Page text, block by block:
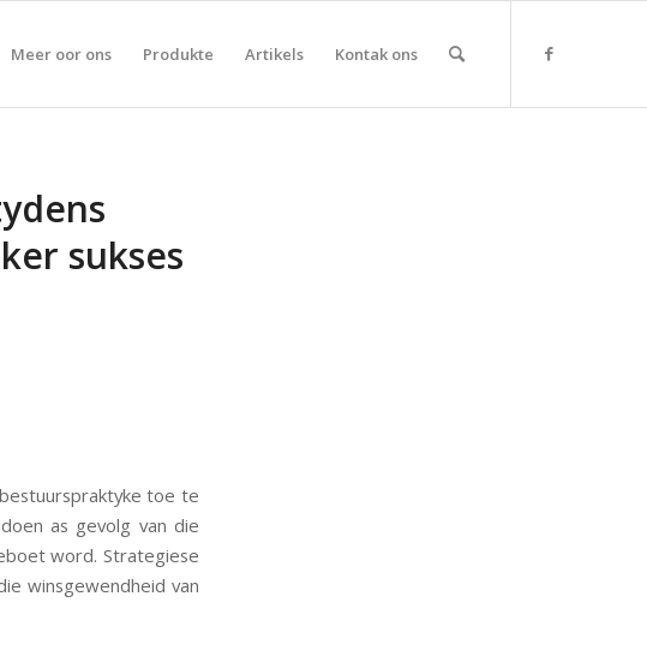
Meer oor ons Produkte Artikels Kontak ons
sukses
toe te
as gevolg van die
word. Strategiese
winsgewendheid van